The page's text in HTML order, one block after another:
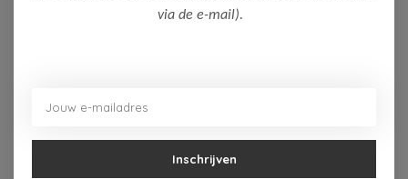
via de e-mail).
Inschrijven